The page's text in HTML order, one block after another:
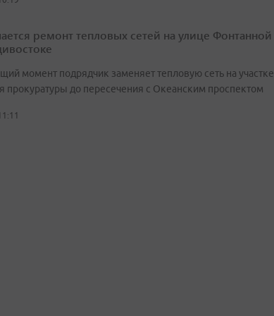
ремонт тепловых сетей на улице Фонтанной
момент подрядчик заменяет тепловую сеть на участке
прокуратуры до пересечения с Океанским проспектом